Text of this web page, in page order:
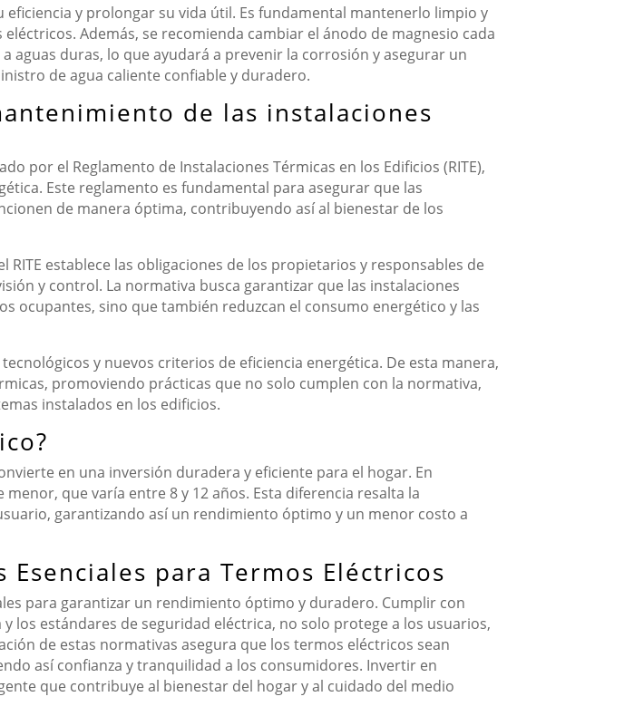
y prolongar su vida útil. Es fundamental mantenerlo limpio y
Además, se recomienda cambiar el ánodo de magnesio cada
aguas duras, lo que ayudará a prevenir la corrosión y asegurar un
de agua caliente confiable y duradero.
de las instalaciones
por el Reglamento de Instalaciones Térmicas en los Edificios (RITE),
Este reglamento es fundamental para asegurar que las
de manera óptima, contribuyendo así al bienestar de los
establece las obligaciones de los propietarios y responsables de
y control. La normativa busca garantizar que las instalaciones
ocupantes, sino que también reduzcan el consumo energético y las
y nuevos criterios de eficiencia energética. De esta manera,
promoviendo prácticas que no solo cumplen con la normativa,
instalados en los edificios.
en una inversión duradera y eficiente para el hogar. En
que varía entre 8 y 12 años. Esta diferencia resalta la
garantizando así un rendimiento óptimo y un menor costo a
para Termos Eléctricos
para garantizar un rendimiento óptimo y duradero. Cumplir con
los estándares de seguridad eléctrica, no solo protege a los usuarios,
de estas normativas asegura que los termos eléctricos sean
así confianza y tranquilidad a los consumidores. Invertir en
que contribuye al bienestar del hogar y al cuidado del medio